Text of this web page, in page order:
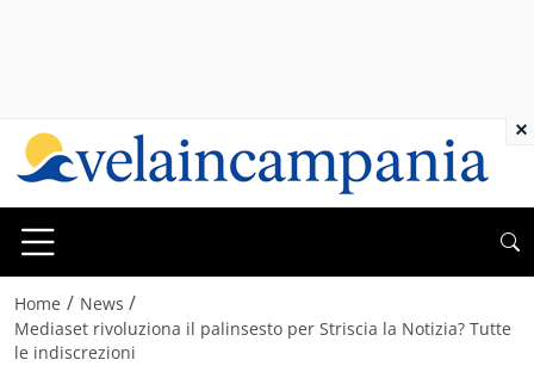
Home / News /
Mediaset rivoluziona il palinsesto per Striscia la Notizia? Tutte
le indiscrezioni
×